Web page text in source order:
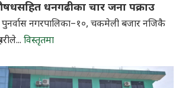
धनगढीका चार जना पक्राउ
नगरपालिका–१०, चकमेली बजार नजिकै
विस्तृतमा